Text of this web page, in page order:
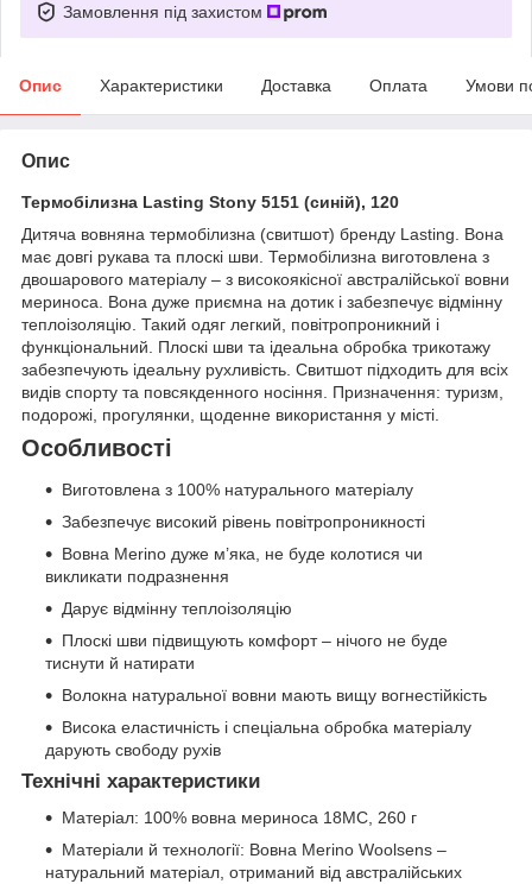
Замовлення під захистом
Опис Характеристики Доставка Оплата Умови
Опис
Термобілизна Lasting Stony 5151 (синій), 120
Дитяча вовняна термобілизна (свитшот) бренду Lasting. Вона
має довгі рукава та плоскі шви. Термобілизна виготовлена з
двошарового матеріалу – з високоякісної австралійської вовни
мериноса. Вона дуже приємна на дотик і забезпечує відмінну
теплоізоляцію. Такий одяг легкий, повітропроникний і
функціональний. Плоскі шви та ідеальна обробка трикотажу
забезпечують ідеальну рухливість. Свитшот підходить для всіх
видів спорту та повсякденного носіння. Призначення: туризм,
подорожі, прогулянки, щоденне використання у місті.
Особливості
Виготовлена з 100% натурального матеріалу
Забезпечує високий рівень повітропроникності
Вовна Merino дуже м’яка, не буде колотися чи
викликати подразнення
Дарує відмінну теплоізоляцію
Плоскі шви підвищують комфорт – нічого не буде
тиснути й натирати
Волокна натуральної вовни мають вищу вогнестійкість
Висока еластичність і спеціальна обробка матеріалу
дарують свободу рухів
Технічні характеристики
Матеріал: 100% вовна мериноса 18MC, 260 г
Матеріали й технології: Вовна Merino Woolsens –
натуральний матеріал, отриманий від австралійських